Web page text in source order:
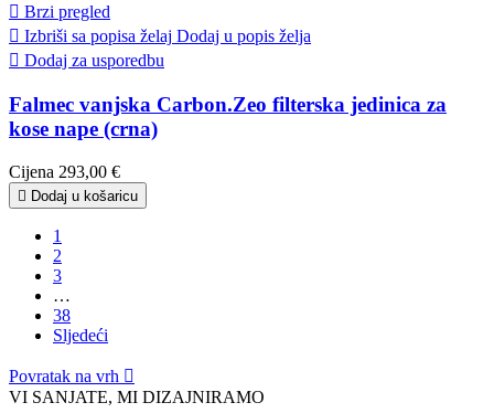
 Brzi pregled
 Izbriši sa popisa želaj Dodaj u popis želja
 Dodaj za usporedbu
Falmec vanjska Carbon.Zeo filterska jedinica za
kose nape (crna)
Cijena 293,00 €
 Dodaj u košaricu
1
2
3
…
38
Sljedeći
Povratak na vrh 
VI SANJATE, MI DIZAJNIRAMO